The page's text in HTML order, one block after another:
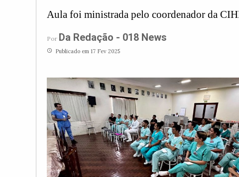
Aula foi ministrada pelo coordenador da
Por Da Redação - 018 News
access_time Publicado em 17 Fev 2025